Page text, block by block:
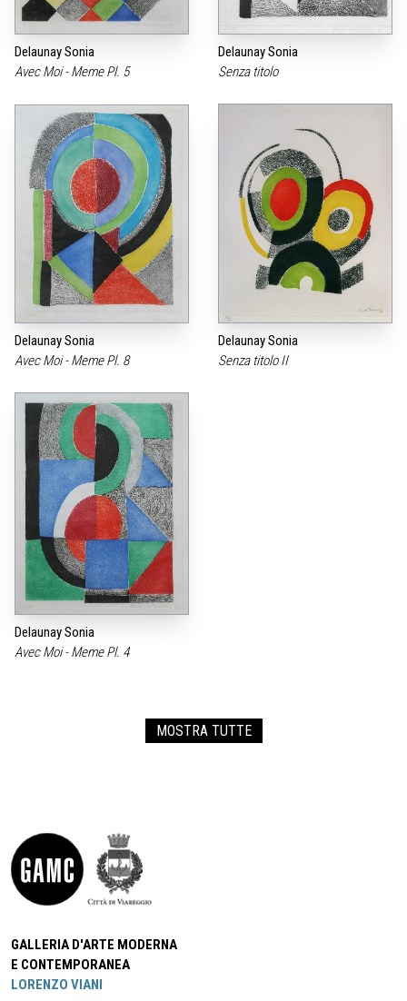
Delaunay Sonia
Avec Moi - Meme Pl. 5
Delaunay Sonia
Senza titolo
Delaunay Sonia
Avec Moi - Meme Pl. 8
Delaunay Sonia
Senza titolo II
Delaunay Sonia
Avec Moi - Meme Pl. 4
MOSTRA TUTTE
GALLERIA D'ARTE MODERNA
E CONTEMPORANEA
LORENZO VIANI